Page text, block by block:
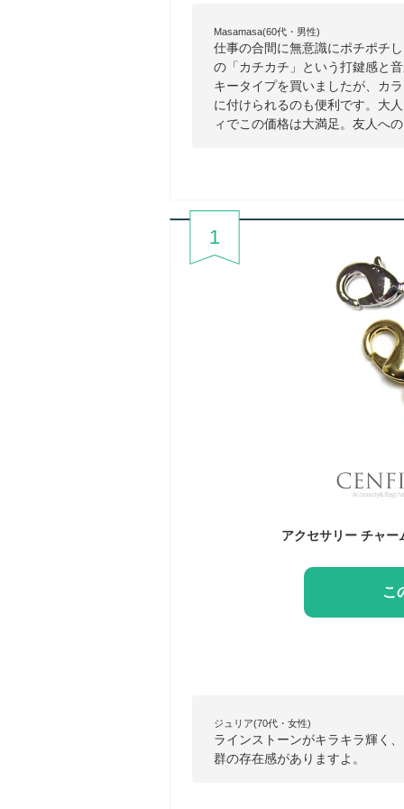
Masamasa(60代・男性)
仕事の合間に無意識にポチポチ
の「カチカチ」という打鍵感と
キータイプを買いましたが、カ
に付けられるのも便利です。大
ィでこの価格は大満足。友人へ
1
こ
ジュリア(70代・女性)
ラインストーンがキラキラ輝く
群の存在感がありますよ。